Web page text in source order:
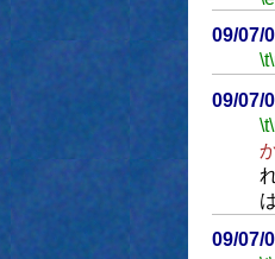
09/07/
\t
09/07/
\t
09/07/